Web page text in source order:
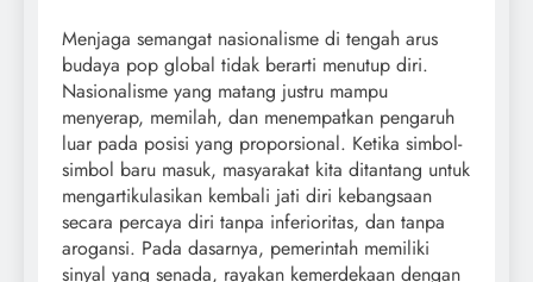
Menjaga semangat nasionalisme di tengah arus
budaya pop global tidak berarti menutup diri.
Nasionalisme yang matang justru mampu
menyerap, memilah, dan menempatkan pengaruh
luar pada posisi yang proporsional. Ketika simbol-
simbol baru masuk, masyarakat kita ditantang untuk
mengartikulasikan kembali jati diri kebangsaan
secara percaya diri tanpa inferioritas, dan tanpa
arogansi. Pada dasarnya, pemerintah memiliki
sinyal yang senada, rayakan kemerdekaan dengan